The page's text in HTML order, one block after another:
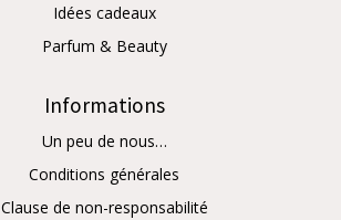
Idées cadeaux
Parfum & Beauty
Informations
Un peu de nous…
Conditions générales
Clause de non-responsabilité